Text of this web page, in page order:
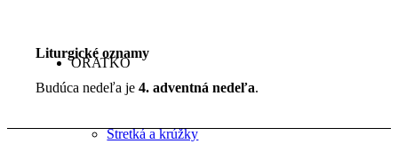
ORATKO
Stretká a krúžky
Liturgické oznamy
Budúca nedeľa je4. adventná nedeľa.